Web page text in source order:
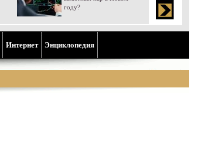
году?
Интернет Энциклопедия